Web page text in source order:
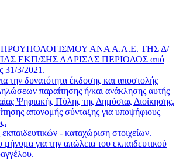
ΑΝΑ Α.Λ.Ε. ΤΗΣ Δ/
ΕΚΠ/ΣΗΣ ΛΑΡΙΣΑΣ ΠΕΡΙΟΔΟΣ από
31/3/2021.
την δυνατότητα έκδοσης και αποστολής
παραίτησης ή/και ανάκλησης αυτής
Ψηφιακής Πύλης της Δημόσιας Διοίκησης.
απονομής σύνταξης για υποψήφιους
- καταχώριση στοιχείων.
μήνυμα για την απώλεια του εκπαιδευτικού